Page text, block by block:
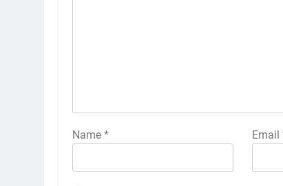
Name * Email